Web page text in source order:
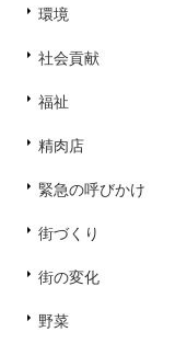
環境
社会貢献
福祉
精肉店
緊急の呼びかけ
街づくり
街の変化
野菜